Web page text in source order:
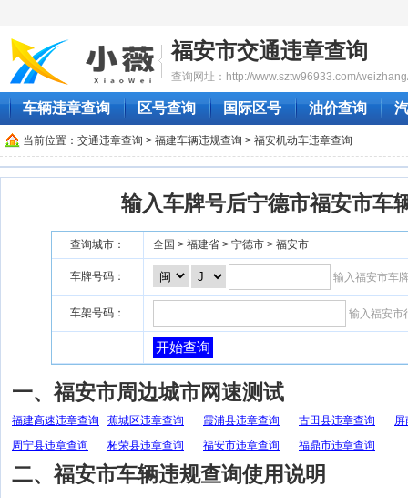
福安市交通违章查询
查询网址：http://www.sztw96933.com/
车辆违章查询 区号查询 国际区号 油价查询
当前位置： 交通违章查询 > 福建车辆违规查询 > 福安机动车违章查询
输入车牌号后宁德市福安市车
查询城市： 全国 > 福建省 > 宁德市 > 福安市
车牌号码： 输入福安市车
车架号码： 输入福安市
开始查询
一、福安市周边城市网速测试
福建高速违章查询 蕉城区违章查询 霞浦县违章查询 古田县违章查询
屏
周宁县违章查询
柘荣县违章查询 福安市违章查询 福鼎市违章查询
二、福安市车辆违规查询使用说明